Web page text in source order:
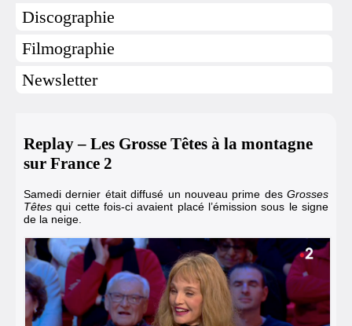
Discographie
Filmographie
Newsletter
Replay – Les Grosse Têtes à la montagne
sur France 2
Samedi dernier était diffusé un nouveau prime des Grosses
Têtes qui cette fois-ci avaient placé l’émission sous le signe
de la neige.